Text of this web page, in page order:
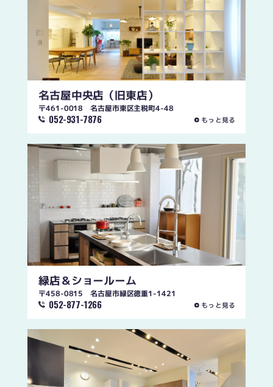
名古屋中央店 （旧東店）
〒461-0018 名古屋市東区主税町4-48
052-931-7876 もっと見る
緑店＆ショールーム
〒458-0815 名古屋市緑区徳重1-1421
052-877-1266 もっと見る